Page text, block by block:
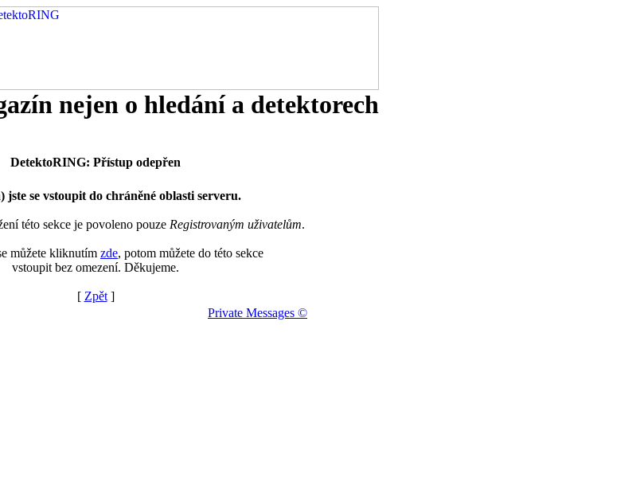
nejen o hledání a detektorech
DetektoRING: Přístup odepřen
jste se vstoupit do chráněné oblasti serveru.
této sekce je povoleno pouze Registrovaným uživatelům.
můžete kliknutím zde, potom můžete do této sekce
vstoupit bez omezení. Děkujeme.
[ Zpět]
Private Messages ©